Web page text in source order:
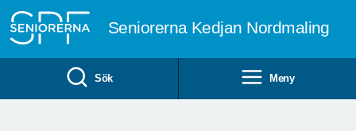
Seniorerna Kedjan Nordmaling
Sök Meny